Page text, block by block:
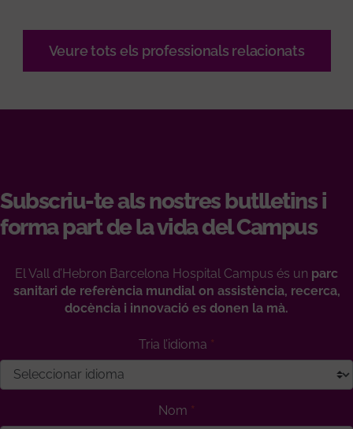
Veure tots els professionals relacionats
Subscriu-te als nostres butlletins i
forma part de la vida del Campus
El Vall d’Hebron Barcelona Hospital Campus és un parc
sanitari de referència mundial on assistència, recerca,
docència i innovació es donen la mà.
Tria l’idioma
Nom